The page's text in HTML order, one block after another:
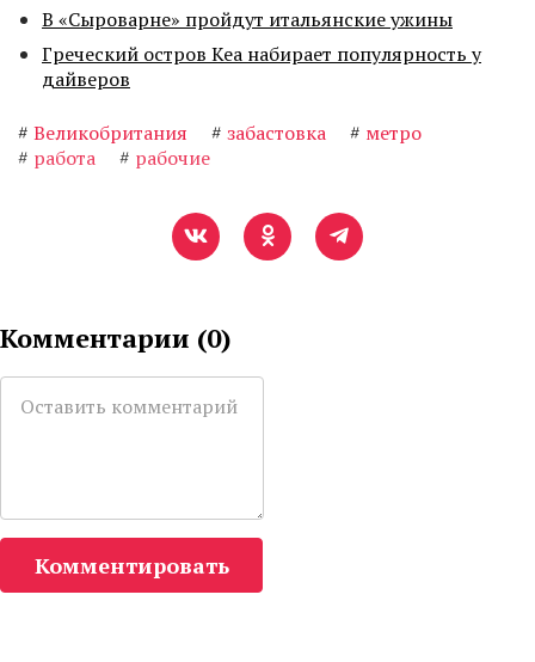
В «Сыроварне» пройдут итальянские ужины
Греческий остров Кеа набирает популярность у
дайверов
# Великобритания # забастовка # метро
# работа # рабочие
Комментарии (0)
Комментировать